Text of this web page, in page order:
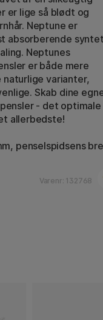
er lige så blødt og
Neptune er
absorberende
Neptunes
er både mere
naturlige varianter,
Skab dine
- det optimale
allerbedste!
penselspidsens
Varenr: 132768